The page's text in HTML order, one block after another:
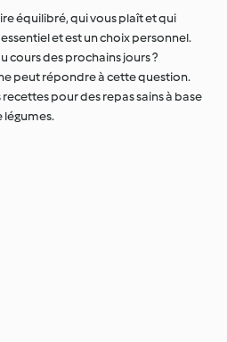
équilibré, qui vous plaît et qui
et est un choix personnel.
cours des prochains jours ?
peut répondre à cette question.
pour des repas sains à base
légumes.